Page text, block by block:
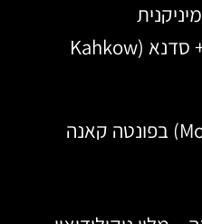
מוזיאון השוקולד (הקקאו) + סדנא (Kahkow